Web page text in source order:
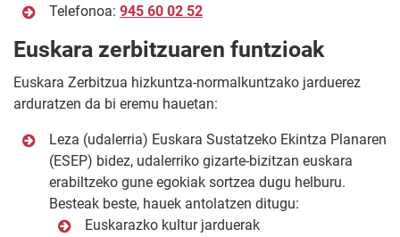
Telefonoa: 945 60 02 52
Euskara zerbitzuaren funtzioak
Euskara Zerbitzua hizkuntza-normalkuntzako jarduerez
arduratzen da bi eremu hauetan:
Leza (udalerria) Euskara Sustatzeko Ekintza Planaren
(ESEP) bidez, udalerriko gizarte-bizitzan euskara
erabiltzeko gune egokiak sortzea dugu helburu.
Besteak beste, hauek antolatzen ditugu:
Euskarazko kultur jarduerak